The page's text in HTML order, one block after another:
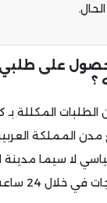
على طلبي
؟
الطلبات المكللة
مدن المملكة
لا سيما مدينة
24 ساعة فقط.